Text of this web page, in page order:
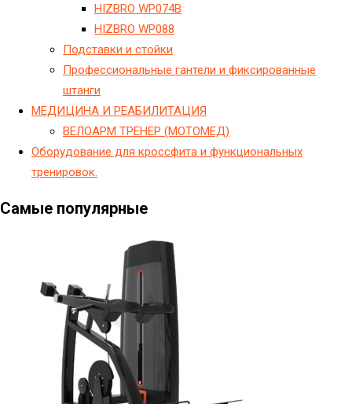
HIZBRO WP074B
HIZBRO WP088
Подставки и стойки
Профессиональные гантели и фиксированные
штанги
МЕДИЦИНА И РЕАБИЛИТАЦИЯ
ВЕЛОАРМ ТРЕНЕР (МОТОМЕД)
Оборудование для кроссфита и функциональных
тренировок.
Самые популярные